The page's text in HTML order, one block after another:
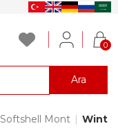
0
Ara
Softshell Mont |